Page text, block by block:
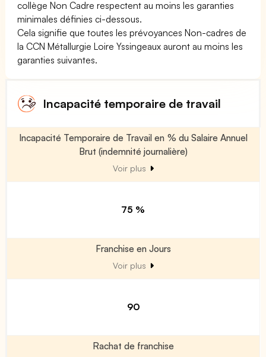
collège Non Cadre respectent au moins les garanties
minimales définies ci-dessous.
Cela signifie que toutes les prévoyances Non-cadres de
la CCN Métallurgie Loire Yssingeaux auront au moins les
garanties suivantes.
Incapacité temporaire de travail
Incapacité Temporaire de Travail en % du Salaire Annuel
Brut (indemnité journalière)
Voir plus
75 %
Franchise en Jours
Voir plus
90
Rachat de franchise